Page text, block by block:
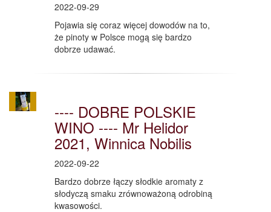
2022-09-29
Pojawia się coraz więcej dowodów na to,
że pinoty w Polsce mogą się bardzo
dobrze udawać.
---- DOBRE POLSKIE
WINO ---- Mr Helidor
2021, Winnica Nobilis
2022-09-22
Bardzo dobrze łączy słodkie aromaty z
słodyczą smaku zrównoważoną odrobiną
kwasowości.